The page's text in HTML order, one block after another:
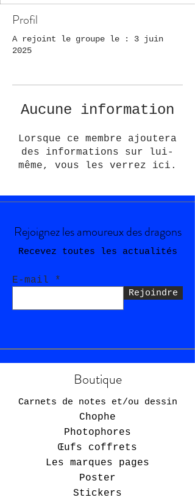
Profil
A rejoint le groupe le : 3 juin
2025
Aucune information
Lorsque ce membre ajoutera
des informations sur lui-
même, vous les verrez ici.
Rejoignez les amoureux des dragons
Recevez toutes les actualités
E-mail
Rejoindre
Boutique
Carnets de notes et/ou dessin
Chophe
Photophores
Œufs coffrets
Les marques pages
Poster
Stickers